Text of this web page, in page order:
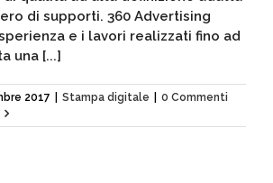
di supporti. 360 Advertising
e i lavori realizzati fino ad
una [...]
2017 Stampa digitale
0 Commenti